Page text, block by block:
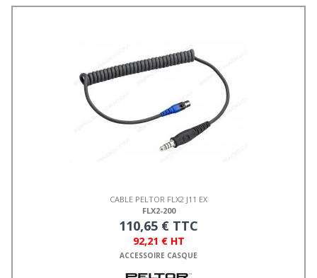
CABLE PELTOR FLX2 J11 EX
FLX2-200
110,65 € TTC
92,21 € HT
ACCESSOIRE CASQUE